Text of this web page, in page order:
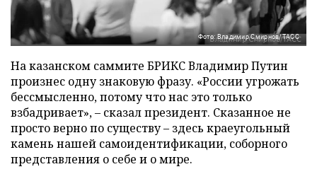
Фото: Владимир Смирнов/ТАСС
На казанском саммите БРИКС Владимир Путин
произнес одну знаковую фразу. «России угрожать
бессмысленно, потому что нас это только
взбадривает», – сказал президент. Сказанное не
просто верно по существу – здесь краеугольный
камень нашей самоидентификации, соборного
представления о себе и о мире.